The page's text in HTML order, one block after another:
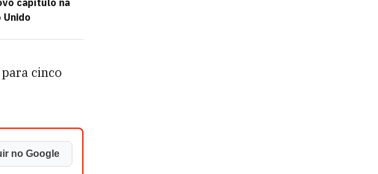
capítulo na
Unido
cinco
no Google